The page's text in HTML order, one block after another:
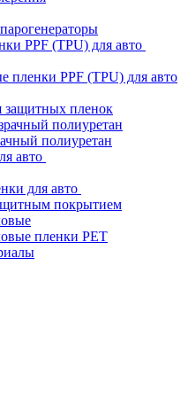
PPF (TPU) для авто
пленки PPF (TPU) для авто
защитных пленок
полиуретан
полиуретан
авто
для авто
покрытием
пленки PET